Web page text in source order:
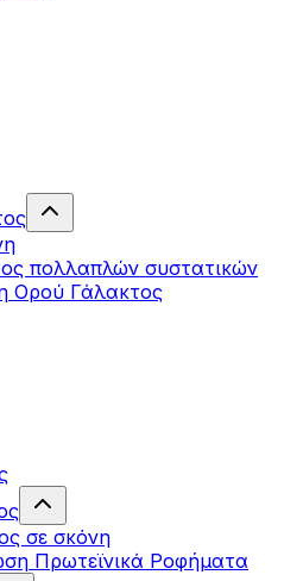
πολλαπλών συστατικών
Ορού Γάλακτος
σε σκόνη
Πρωτεϊνικά Ροφήματα